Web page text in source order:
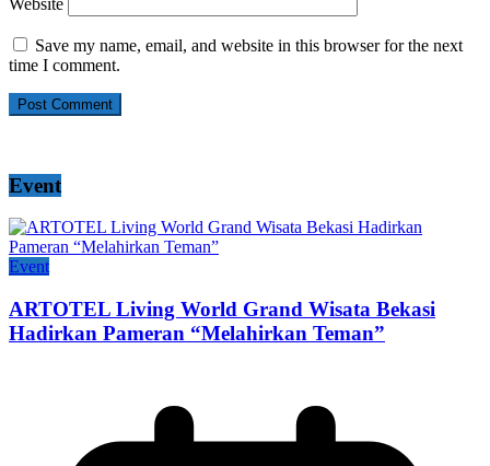
Website
Save my name, email, and website in this browser for the next
time I comment.
Event
Event
ARTOTEL Living World Grand Wisata Bekasi
Hadirkan Pameran “Melahirkan Teman”